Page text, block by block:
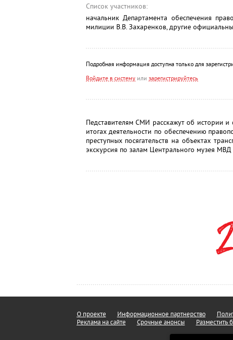
Список участников:
начальник Департамента обеспечения
милиции В.В. Захаренков, другие
Подробная информация доступна только для
Войдите в системуили зарегистрируйтесь
Педставителям СМИ расскажут об истории
итогах деятельности по обеспечению
преступных посягательств на объектах
экскурсия по залам Центрального музея МВД
О проекте Информационное партнерство
Реклама на сайте
Срочные анонсы Разместить